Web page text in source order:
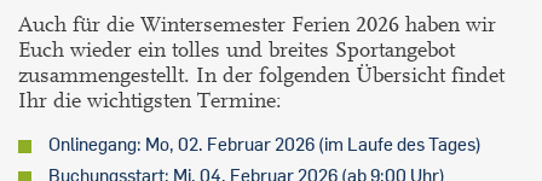
Auch für die Wintersemester Ferien 2026 haben wir
Euch wieder ein tolles und breites Sportangebot
zusammengestellt. In der folgenden Übersicht findet
Ihr die wichtigsten Termine:
Onlinegang: Mo, 02. Februar 2026 (im Laufe des Tages)
Buchungsstart: Mi, 04. Februar 2026 (ab 9:00 Uhr)